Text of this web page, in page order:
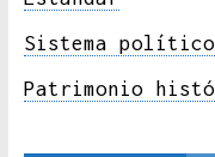
Sistema político
Patrimonio